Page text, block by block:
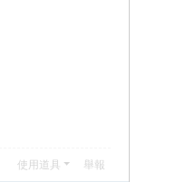
使用道具 舉報